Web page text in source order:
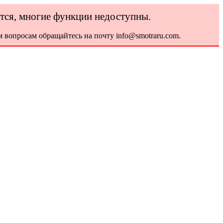
многие функции недоступны.
обращайтесь на почту info@smotraru.com.